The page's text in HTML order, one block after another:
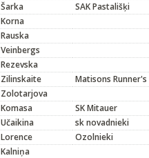
Šarka
SAK Pastališķi
Korna
Rauska
Veinbergs
Rezevska
Zilinskaite
Matisons Runner's
Zolotarjova
Komasa
SK Mitauer
Učaikina
sk novadnieki
Lorence
Ozolnieki
Kalniņa